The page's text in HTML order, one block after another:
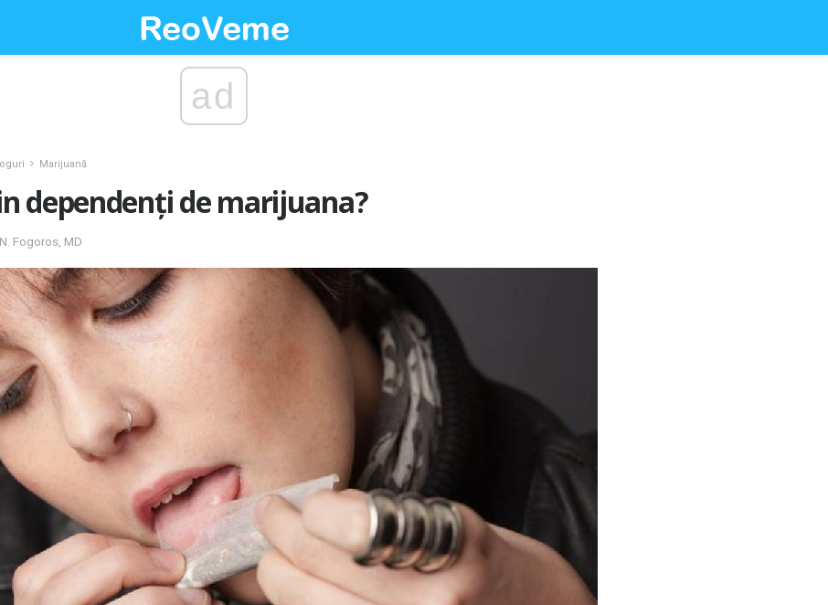
ad
Marijuană
dependenți de marijuana?
Fogoros, MD